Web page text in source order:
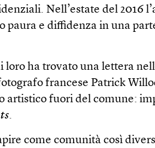
Nell’estate del 2016
paura e diffidenza in una
loro ha trovato una lettera
francese Patrick
artistico fuori del comune:
.
come comunità così